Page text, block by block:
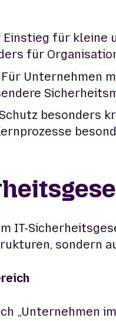
Einstieg für kleine
für
Für Unternehmen
besonders
IT-
sondern
„Unternehmen